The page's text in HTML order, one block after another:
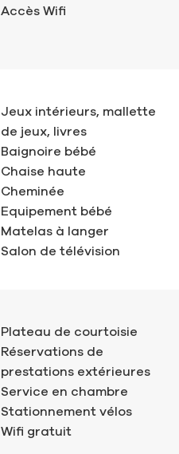
Accès Wifi
Jeux intérieurs, mallette
de jeux, livres
Baignoire bébé
Chaise haute
Cheminée
Equipement bébé
Matelas à langer
Salon de télévision
Plateau de courtoisie
Réservations de
prestations extérieures
Service en chambre
Stationnement vélos
Wifi gratuit